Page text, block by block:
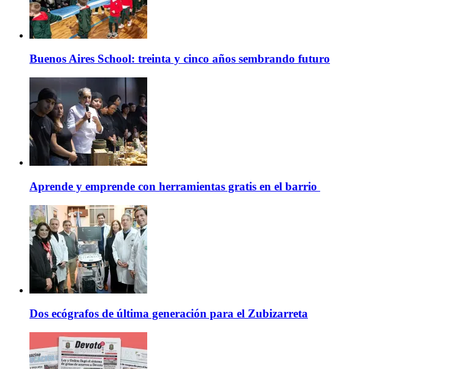
Buenos Aires School: treinta y cinco años sembrando futuro
Aprende y emprende con herramientas gratis en el barrio
Dos ecógrafos de última generación para el Zubizarreta